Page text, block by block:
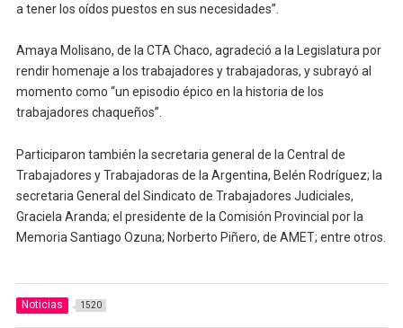
a tener los oídos puestos en sus necesidades”.
Amaya Molisano, de la CTA Chaco, agradeció a la Legislatura por
rendir homenaje a los trabajadores y trabajadoras, y subrayó al
momento como “un episodio épico en la historia de los
trabajadores chaqueños”.
Participaron también la secretaria general de la Central de
Trabajadores y Trabajadoras de la Argentina, Belén Rodríguez; la
secretaria General del Sindicato de Trabajadores Judiciales,
Graciela Aranda; el presidente de la Comisión Provincial por la
Memoria Santiago Ozuna; Norberto Piñero, de AMET; entre otros.
Noticias 1520